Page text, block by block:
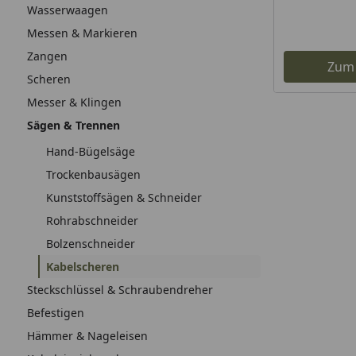
Wasserwaagen
Messen & Markieren
Zangen
Scheren
Messer & Klingen
Sägen & Trennen
Hand-Bügelsäge
Trockenbausägen
Kunststoffsägen & Schneider
Rohrabschneider
Bolzenschneider
Kabelscheren
Steckschlüssel & Schraubendreher
Befestigen
Hämmer & Nageleisen